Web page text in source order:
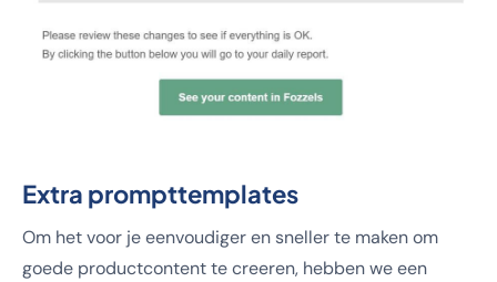
Extra prompttemplates
Om het voor je eenvoudiger en sneller te maken om
goede productcontent te creeren, hebben we een